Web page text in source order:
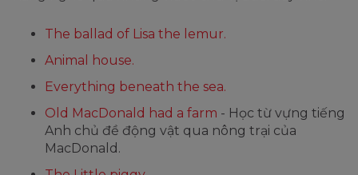
The ballad of Lisa the lemur.
Animal house.
Everything beneath the sea.
Old MacDonald had a farm - Học từ vựng tiếng
Anh chủ đề động vật qua nông trại của
MacDonald.